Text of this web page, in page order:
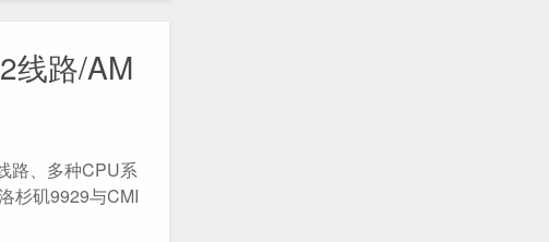
线路/AM
路、多种CPU系
杉矶9929与CMI